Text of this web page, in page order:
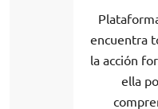
encuentra
la acción
ella